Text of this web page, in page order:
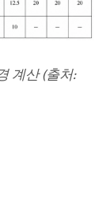
계산 (출처: